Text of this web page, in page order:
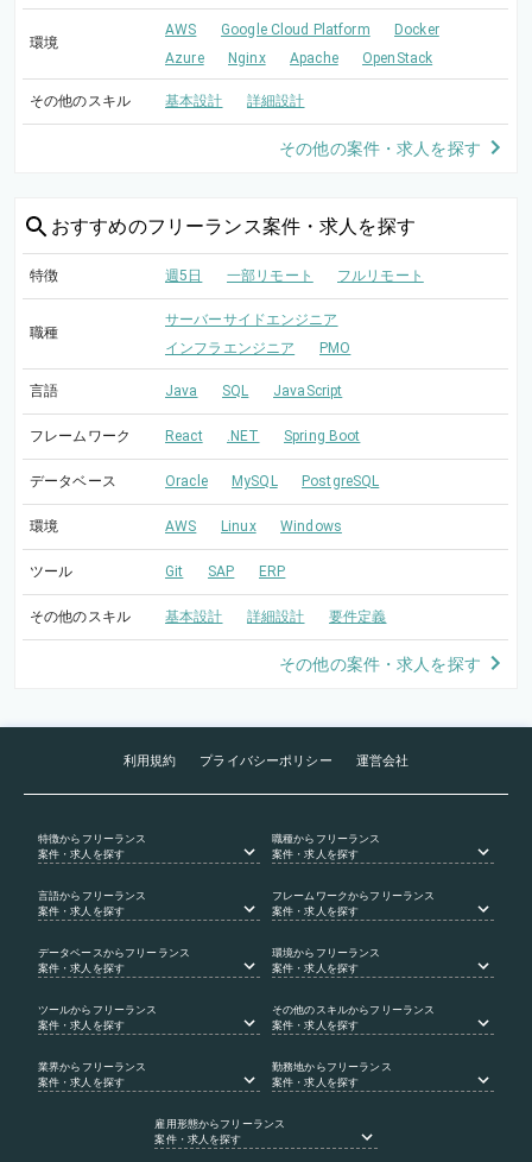
環境
AWS Google Cloud Platform
Docker
Azure
Nginx Apache OpenStack
その他のスキル 基本設計 詳細設計
その他の案件・求人を探す
おすすめのフリーランス案件・求人を探す
特徴 週5日 一部リモート フルリモート
職種
サーバーサイドエンジニア
インフラエンジニア
PMO
言語 Java SQL JavaScript
フレームワーク React .NET Spring Boot
データベース Oracle MySQL PostgreSQL
環境 AWS Linux Windows
ツール Git SAP ERP
その他のスキル 基本設計 詳細設計 要件定義
その他の案件・求人を探す
利用規約 プライバシーポリシー 運営会社
特徴からフリーランス
案件・求人を探す
職種からフリーランス
案件・求人を探す
言語からフリーランス
案件・求人を探す
フレームワークからフリーランス
案件・求人を探す
データベース からフリーランス
案件・求人を探す
環境からフリーランス
案件・求人を探す
ツールからフリーランス
案件・求人を探す
その他のスキルからフリーランス
案件・求人を探す
業界からフリーランス
案件・求人を探す
勤務地からフリーランス
案件・求人を探す
雇用形態からフリーランス
案件・求人を探す